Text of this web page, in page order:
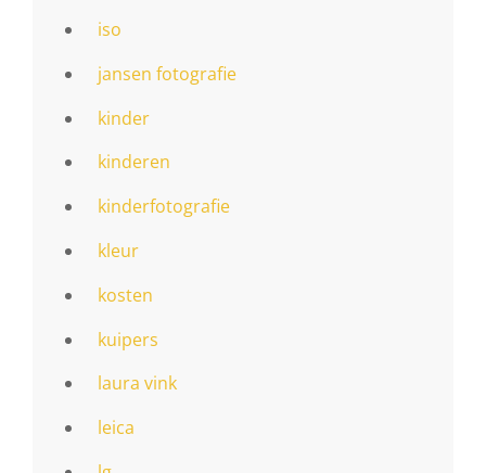
iso
jansen fotografie
kinder
kinderen
kinderfotografie
kleur
kosten
kuipers
laura vink
leica